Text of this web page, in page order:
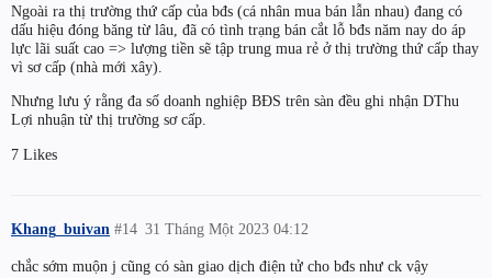
Ngoài ra thị trường thứ cấp của bđs (cá nhân mua bán lẫn nhau) đang có
dấu hiệu đóng băng từ lâu, đã có tình trạng bán cắt lỗ bđs năm nay do áp
lực lãi suất cao => lượng tiền sẽ tập trung mua rẻ ở thị trường thứ cấp thay
vì sơ cấp (nhà mới xây).
Nhưng lưu ý rằng đa số doanh nghiệp BĐS trên sàn đều ghi nhận DThu
Lợi nhuận từ thị trường sơ cấp.
7 Likes
Khang_buivan 31 Tháng Một 2023 04:12
#14
chắc sớm muộn j cũng có sàn giao dịch điện tử cho bđs như ck vậy